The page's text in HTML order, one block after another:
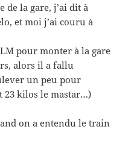
la gare, j’ai dit à
et moi j’ai couru à
pour monter à la gare
alors il a fallu
un peu pour
23 kilos le mastar…)
on a entendu le train